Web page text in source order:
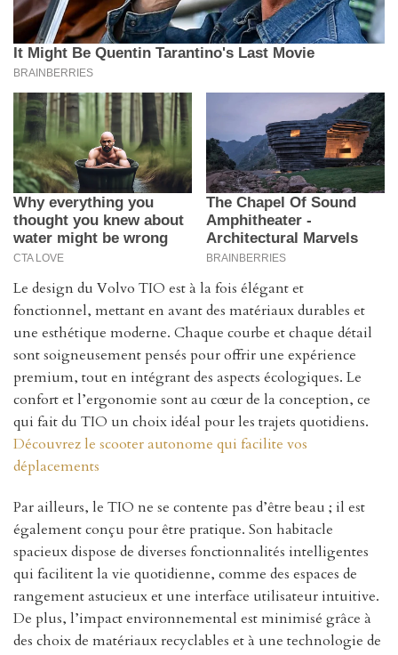
Le design du Volvo TIO est à la fois élégant et
fonctionnel, mettant en avant des matériaux durables et
une esthétique moderne. Chaque courbe et chaque détail
sont soigneusement pensés pour offrir une expérience
premium, tout en intégrant des aspects écologiques. Le
confort et l’ergonomie sont au cœur de la conception, ce
qui fait du TIO un choix idéal pour les trajets quotidiens.
Découvrez le scooter autonome qui facilite vos
déplacements
Par ailleurs, le TIO ne se contente pas d’être beau ; il est
également conçu pour être pratique. Son habitacle
spacieux dispose de diverses fonctionnalités intelligentes
qui facilitent la vie quotidienne, comme des espaces de
rangement astucieux et une interface utilisateur intuitive.
De plus, l’impact environnemental est minimisé grâce à
des choix de matériaux recyclables et à une technologie de